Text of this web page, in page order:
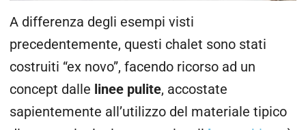
A differenza degli esempi visti
precedentemente, questi chalet sono stati
costruiti “ex novo”, facendo ricorso ad un
concept dalle linee pulite, accostate
sapientemente all’utilizzo del materiale tipico